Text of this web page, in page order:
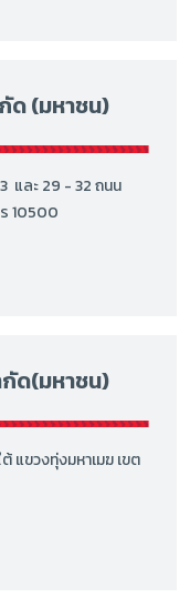
ด (มหาชน)
และ 29 - 32 ถนน
10500
กัด(มหาชน)
แขวงทุ่งมหาเมฆ เขต